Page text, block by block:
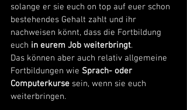
solange er sie euch on top auf euer schon
bestehendes Gehalt zahlt und ihr
nachweisen könnt, dass die Fortbildung
euch in eurem Job weiterbringt.
Das können aber auch relativ allgemeine
Fortbildungen wie Sprach- oder
Computerkurse sein, wenn sie euch
weiterbringen.